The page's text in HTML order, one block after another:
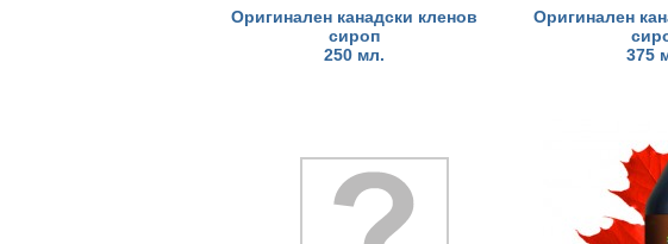
Оригинален канадски кленов
сироп
250 мл.
Оригинален
375